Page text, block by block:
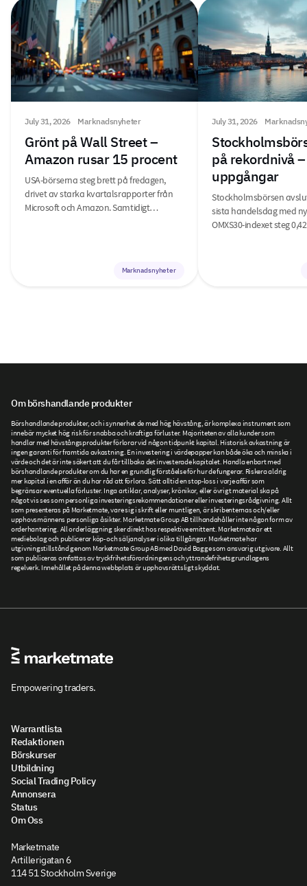
July 31, 2026 Marknadsnyheter
Grönt på Wall Street –
Amazon rusar 15 procent
USA-börserna steg brett på fredagen,
drivet av starka kvartalsrapporter från
Microsoft och Amazon. Samtidigt…
Marknadsnyheter
July 31, 2026
på rekordnivå
uppgångar
Stockholmsbörsen
sista handelsdag med
OMXS30-indexet steg
Om börshandlande produkter
Börshandlande produkter, och i synnerhet de med hög hävstång, är komplexa instrument som
innebär mycket hög risk för snabba och kraftiga förluster. Majoriteten av alla kunder som
handlar med hävstångsprodukter förlorar vid någon tidpunkt kapital. Historisk avkastning är
ingen garanti för framtida avkastning. En investering i värdepapper kan både öka och minska i
värde och det är inte säkert att du får tillbaka det investerade kapitalet. Handla enbart med
börshandlande produkter om du har en grundlig förståelse för hur de fungerar. Riskera aldrig
mer kapital i en affär än du har råd att förlora. Sätt alltid en stop-loss i varje affär som
begränsar eventuella förluster. Inga artiklar, analyser, krönikor, eller övrigt material ska på
något vis ses som personliga investeringsrekommendationer eller investeringsrådgivning. Allt
som presenteras på Marketmate, vare sig i skrift eller muntligen, är skribenternas och/eller
upphovsmännens personliga åsikter. Marketmate Group AB tillhandahåller inte någon form av
orderhantering. All orderläggning sker direkt hos respektive emittent. Marketmate är ett
mediebolag och publicerar köp- och säljanalyser i olika tillgångar. Marketmate har
utgivningstillstånd genom Marketmate Group AB med David Bagge som ansvarig utgivare. Allt
som publiceras omfattas av tryckfrihetsförordningens och yttrandefrihetsgrundlagens
regelverk. Innehållet på denna webbplats är upphovsrättsligt skyddat.
Empowering traders.
Warrantlista
Redaktionen
Börskurser
Utbildning
Social Trading Policy
Annonsera
Status
Om Oss
Marketmate
Artillerigatan 6
114 51 Stockholm Sverige